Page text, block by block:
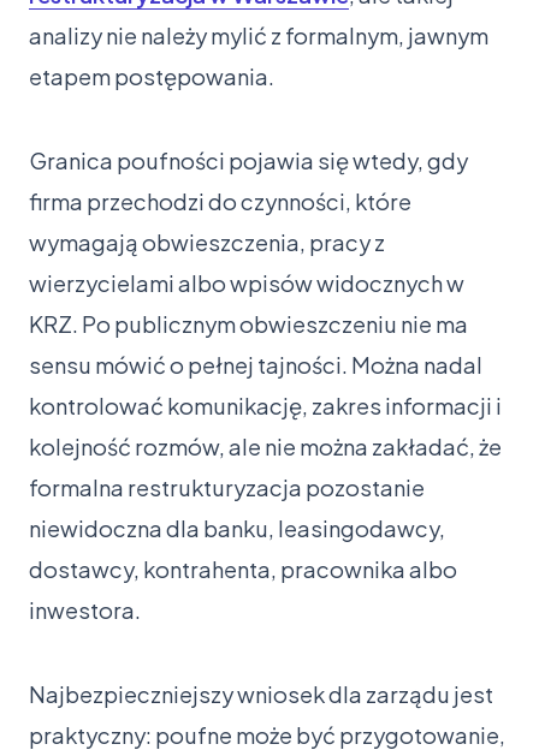
analizy nie należy mylić z formalnym, jawnym
etapem postępowania.
Granica poufności pojawia się wtedy, gdy
firma przechodzi do czynności, które
wymagają obwieszczenia, pracy z
wierzycielami albo wpisów widocznych w
KRZ. Po publicznym obwieszczeniu nie ma
sensu mówić o pełnej tajności. Można nadal
kontrolować komunikację, zakres informacji i
kolejność rozmów, ale nie można zakładać, że
formalna restrukturyzacja pozostanie
niewidoczna dla banku, leasingodawcy,
dostawcy, kontrahenta, pracownika albo
inwestora.
Najbezpieczniejszy wniosek dla zarządu jest
praktyczny: poufne może być przygotowanie,